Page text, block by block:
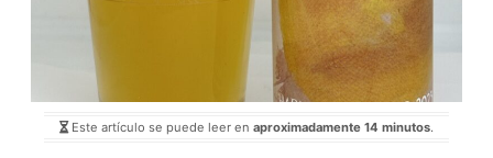
Este artículo se puede leer en aproximadamente 14 minutos.